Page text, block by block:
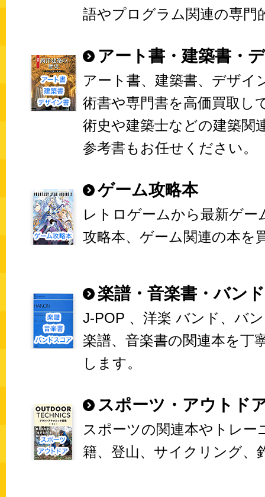
語やプログラム関連の専門
アート書・建築書・
アート書、建築書、デザイ
術書や専門書を高価買取し
術史や建築士などの建築関
参考書もお任せください。
ゲーム攻略本
レトロゲームから最新ゲー
攻略本、ゲーム関連の本を
楽譜・音楽書・バン
J-POP 、洋楽 バンド、バ
楽譜、音楽書の関連本を丁
します。
スポーツ・アウトド
スポーツの関連本やトレー
籍、登山、サイクリング、